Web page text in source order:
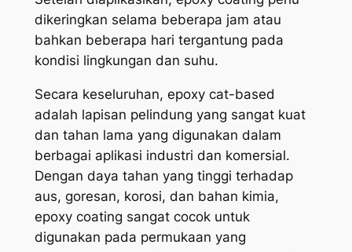
dikeringkan selama beberapa jam atau
bahkan beberapa hari tergantung pada
kondisi lingkungan dan suhu.
Secara keseluruhan, epoxy cat-based
adalah lapisan pelindung yang sangat kuat
dan tahan lama yang digunakan dalam
berbagai aplikasi industri dan komersial.
Dengan daya tahan yang tinggi terhadap
aus, goresan, korosi, dan bahan kimia,
epoxy coating sangat cocok untuk
digunakan pada permukaan yang